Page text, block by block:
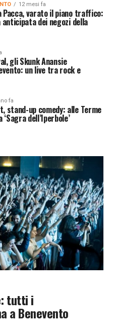
12 mesi fa
Pacca, varato il piano traffico:
dei negozi della
gli Skunk Anansie
un live tra rock e
fa
stand-up comedy: alle Terme
dell’Iperbole’
tutti i
a Benevento